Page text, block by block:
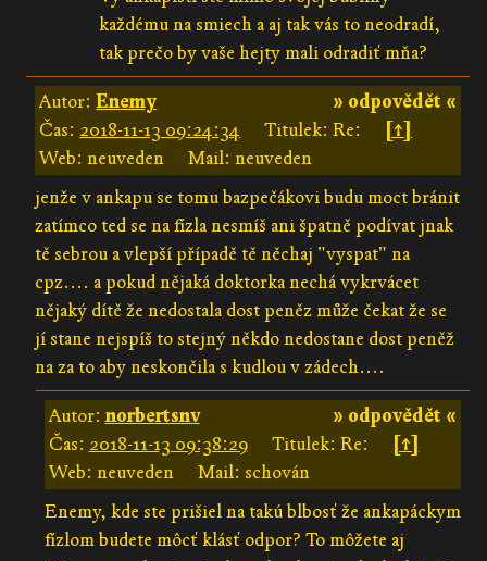
každému na smiech a aj tak vás to neodradí,
tak prečo by vaše hejty mali odradiť mňa?
» odpovědět «
Autor:Enemy
Čas: 2018-11-13 09:24:34 Titulek: Re:
[↑]
Web: neuveden
Mail: neuveden
jenže v ankapu se tomu bazpečákovi budu moct bránit
zatímco ted se na fízla nesmíš ani špatně podívat jnak
tě sebrou a vlepší případě tě něchaj "vyspat" na
cpz.... a pokud nějaká doktorka nechá vykrvácet
nějaký dítě že nedostala dost peněz může čekat že se
jí stane nejspíš to stejný někdo nedostane dost peněž
na za to aby neskončila s kudlou v zádech....
» odpovědět «
Autor:norbertsnv
Čas: 2018-11-13 09:38:29 Titulek: Re:
[↑]
Web: neuveden
Mail: schován
Enemy, kde ste prišiel na takú blbosť že ankapáckym
fízlom budete môcť klásť odpor? To môžete aj